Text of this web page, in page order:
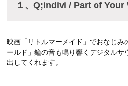
１、Q;indivi / Part of Your
映画「リトルマーメイド」でおなじみ
ールド」鐘の音も鳴り響くデジタルサ
出してくれます。